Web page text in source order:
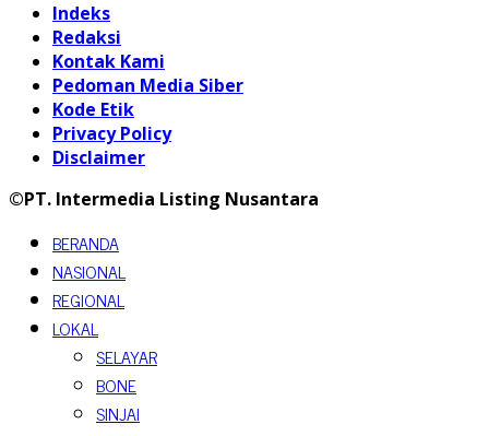
Indeks
Redaksi
Kontak Kami
Pedoman Media Siber
Kode Etik
Privacy Policy
Disclaimer
©PT. Intermedia Listing Nusantara
BERANDA
NASIONAL
REGIONAL
LOKAL
SELAYAR
BONE
SINJAI